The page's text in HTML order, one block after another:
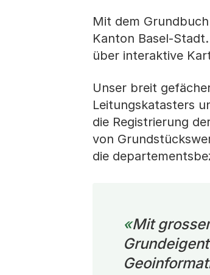
Mit dem
Kanton Basel-
über interaktive
Unser breit
Leitungskatasters
die Registrierung
von
die
Mit